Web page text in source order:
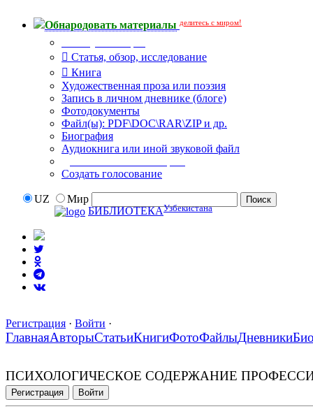
Обнародовать материалы делитесь с миром!
Статья, обзор, исследование
Книга
Художественная проза или поэзия
Запись в личном дневнике (блоге)
Фотодокументы
Файл(ы): PDF\DOC\RAR\ZIP и др.
Биография
Аудиокнига или иной звуковой файл
Создать голосование
UZ
Мир
БИБЛИОТЕКАУзбекистана
Регистрация · Войти ·
ГлавнаяАвторыСтатьиКнигиФотоФайлыДневники
ПСИХОЛОГИЧЕСКОЕ СОДЕРЖАНИЕ
Регистрация Войти